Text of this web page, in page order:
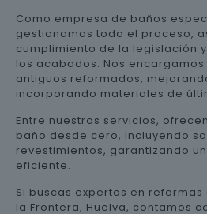
Como empresa de baños
gestionamos todo el proceso,
cumplimiento de la legislación
los acabados. Nos
antiguos reformados,
incorporando materiales de
Entre nuestros servicios,
baño desde cero, incluyendo
revestimientos, garantizando
eficiente.
Si buscas expertos en
la Frontera, Huelva, contamos